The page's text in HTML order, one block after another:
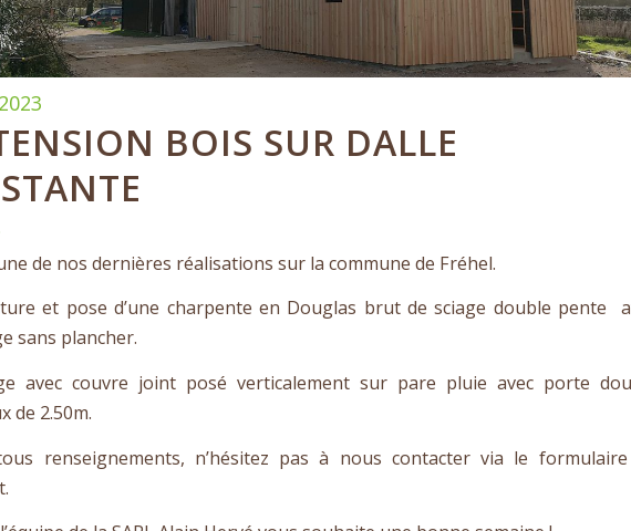
BOIS SUR DALLE
de nos dernières réalisations sur la commune de Fréhel.
et pose d’une charpente en Douglas brut de sciage double pente
sans plancher.
avec couvre joint posé verticalement sur pare pluie avec porte
de 2.50m.
renseignements, n’hésitez pas à nous contacter via le